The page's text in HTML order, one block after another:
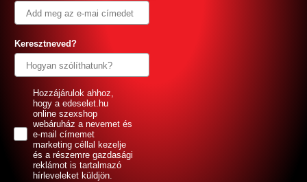
Keresztneved?
GDPRHozzájárulok ahhoz,
hogy a edeselet.hu
online szexshop
webáruház a nevemet és
e-mail címemet
marketing céllal kezelje
és a részemre gazdasági
reklámot is tartalmazó
hírleveleket küldjön.